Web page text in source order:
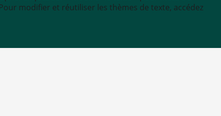
modifier et réutiliser les thèmes de texte, accédez